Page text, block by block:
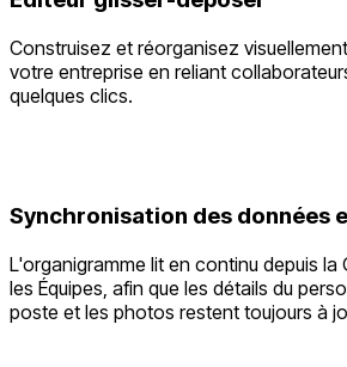
Construisez et réorganisez
votre entreprise en reliant
quelques clics.
Synchronisation des données
L'organigramme lit en continu depuis la
les Équipes, afin que les détails du
poste et les photos restent toujours à